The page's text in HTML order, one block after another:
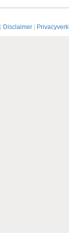
Disclaimer